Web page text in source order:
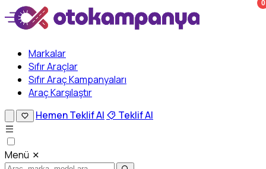
Markalar
Sıfır Araçlar
Sıfır Araç Kampanyaları
Araç Karşılaştır
0
Hemen Teklif Al Teklif Al
Menü